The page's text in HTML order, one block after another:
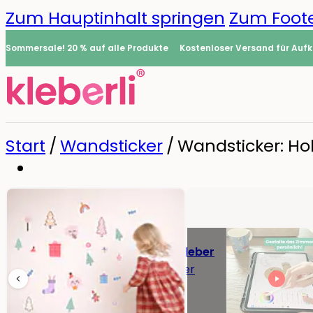
Zum Hauptinhalt springen Zum
Sommersale! 20 % auf alle Produkte Kostenloser Versand für
Namensaufkleber
Alle Namensaufkleber
Namensaufkleber
Bügeletiketten
Mini-Aufkleber
0
Start /Wandsticker /Wandsticker: